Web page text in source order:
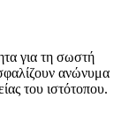
για τη σωστή
ανώνυμα
του ιστότοπου.